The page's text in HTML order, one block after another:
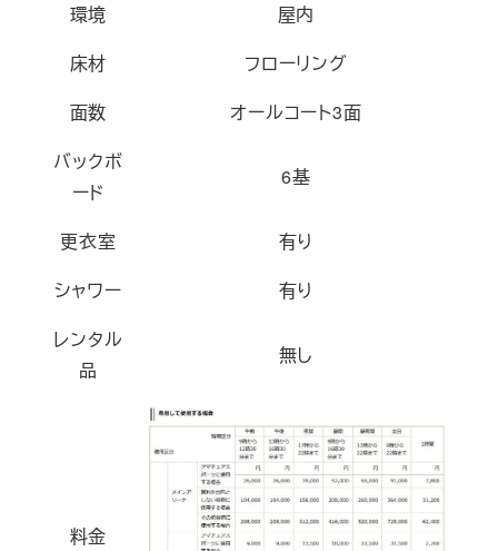
環境
屋内
床材
フローリング
面数
オールコート3面
バックボ
ード
6基
更衣室
有り
シャワー
有り
レンタル
品
無し
料金